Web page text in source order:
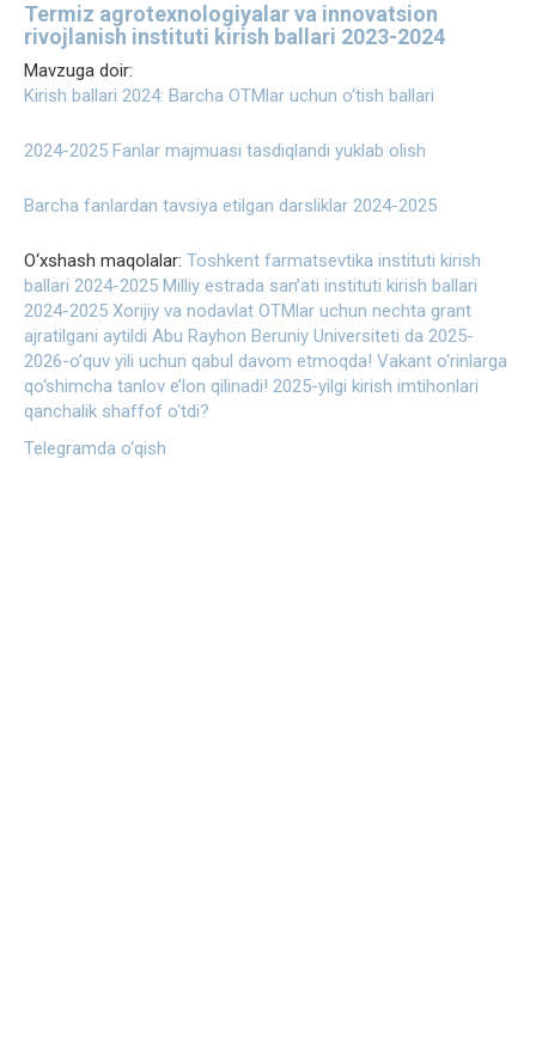
Termiz agrotexnologiyalar va innovatsion
rivojlanish instituti kirish ballari 2023-2024
Mavzuga doir:
Kirish ballari 2024: Barcha OTMlar uchun o‘tish ballari
2024-2025 Fanlar majmuasi tasdiqlandi yuklab olish
Barcha fanlardan tavsiya etilgan darsliklar 2024-2025
O‘xshash maqolalar: Toshkent farmatsevtika instituti kirish
ballari 2024-2025 Milliy estrada san’ati instituti kirish ballari
2024-2025 Xorijiy va nodavlat OTMlar uchun nechta grant
ajratilgani aytildi Abu Rayhon Beruniy Universiteti da 2025-
2026-o’quv yili uchun qabul davom etmoqda! Vakant o‘rinlarga
qo‘shimcha tanlov e’lon qilinadi! 2025-yilgi kirish imtihonlari
qanchalik shaffof o‘tdi?
Telegramda o‘qish